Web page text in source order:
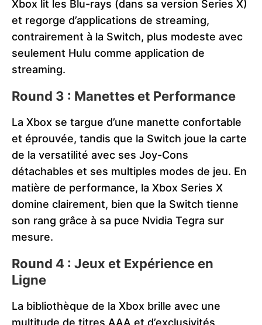
Xbox lit les Blu-rays (dans sa version Series X)
et regorge d’applications de streaming,
contrairement à la Switch, plus modeste avec
seulement Hulu comme application de
streaming​​.
Round 3 : Manettes et Performance
La Xbox se targue d’une manette confortable
et éprouvée, tandis que la Switch joue la carte
de la versatilité avec ses Joy-Cons
détachables et ses multiples modes de jeu. En
matière de performance, la Xbox Series X
domine clairement, bien que la Switch tienne
son rang grâce à sa puce Nvidia Tegra sur
mesure​​.
Round 4 : Jeux et Expérience en
Ligne
La bibliothèque de la Xbox brille avec une
multitude de titres AAA et d’exclusivités,